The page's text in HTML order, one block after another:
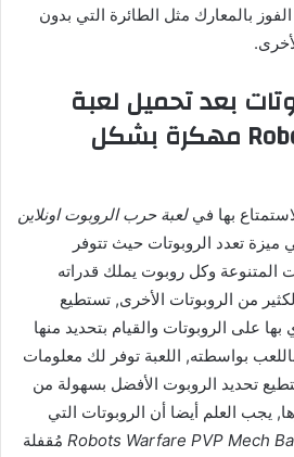
بالمعارك مثل الطائرة التي بدون
بعد تحميل لعبة
Robots Warfare Mod مهكرة بشكل
بها فيلعبة حرب الروبوت اونلاين
ميزة تعدد الروبوتات حيث تتوفر
المتنوعة وكل روبوت يملك قدراته
من الروبوتات الأخرى, تستطيع
بها على الروبوتات والقيام بتحديد منها
بواسطته, اللعبة توفر لك معلومات
تحديد الروبوت الأفضل بسهولة من
يجب العلم أيضا أن الروبوتات التي
مُقفلة